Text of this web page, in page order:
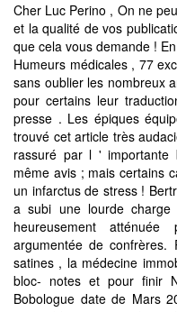
Cher Luc Perino , On ne
et la qualité de vos
que cela vous demande !
Humeurs médicales , 77
sans oublier les nombreux
pour certains leur
presse . Les épiques
trouvé cet article très
rassuré par l ' importante
même avis ; mais certains
un infarctus de stress !
a subi une lourde
heureusement
argumentée de
satines , la médecine
bloc- notes et pour finir
Bobologue date de Mars